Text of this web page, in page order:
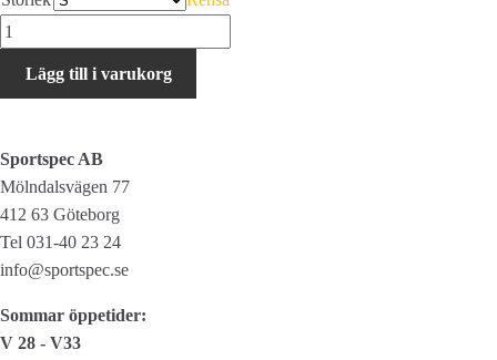
Shimano
Handskar
Gore-Lägg till i varukorg
Sportspec AB
Mölndalsvägen 77
412 63 Göteborg
Tel 031-40 23 24
info@sportspec.se
Sommar öppetider:
V 28 - V33